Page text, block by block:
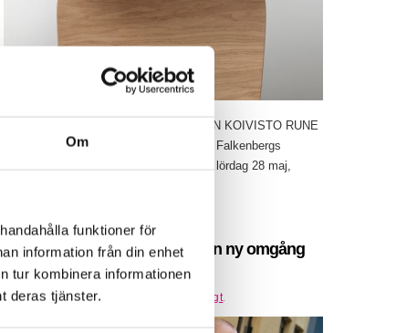
Om
funktioner för
information från din enhet
tur kombinera informationen
deras tjänster.
Bruno Mathsson-priset 2015 CLAESSON KOIVISTO RUNE
28 maj – 28 augusti 2016 Utställning på Falkenbergs
museum – designmuseum. Vernissage, lördag 28 maj,
Gert Wingårdh är igång med en ny omgång
av Husdrömmar
Inlagt den25 februari 2016 Övrigt.